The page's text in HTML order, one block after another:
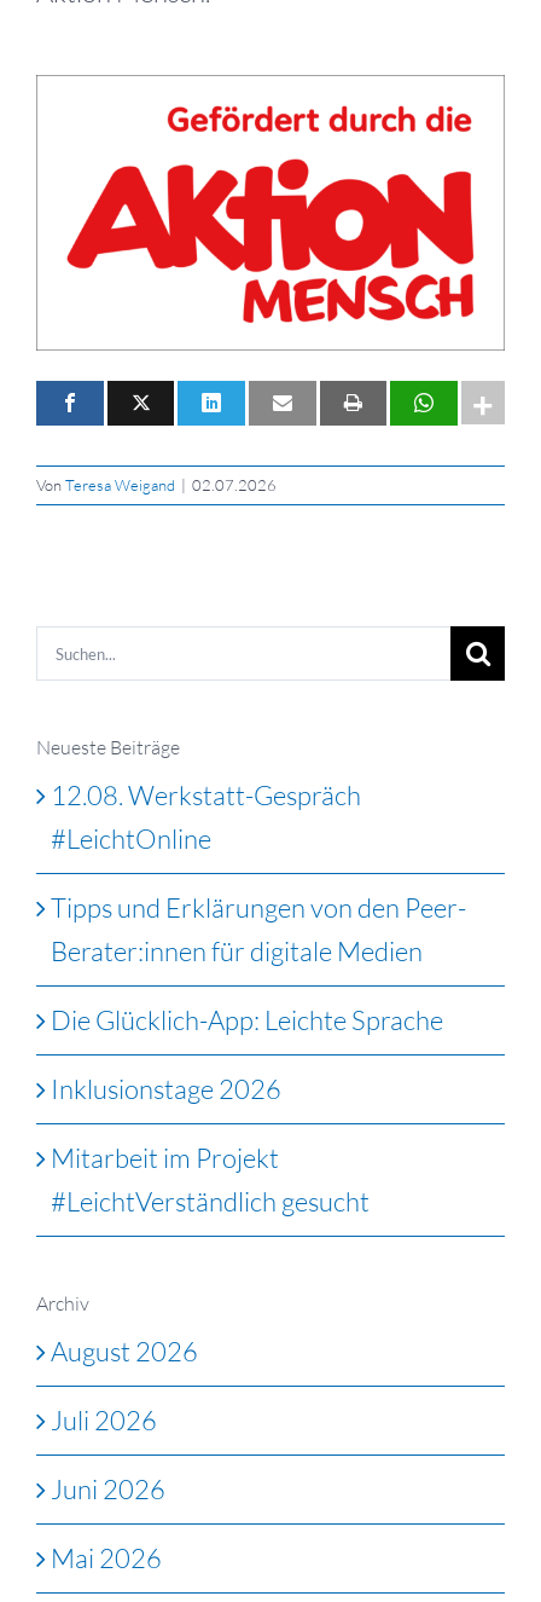
VonTeresa Weigand | 02.07.2026
Suche
nach:
Neueste Beiträge
12.08. Werkstatt-Gespräch
#LeichtOnline
Tipps und Erklärungen von den Peer-
Berater:innen für digitale Medien
Die Glücklich-App: Leichte Sprache
Inklusionstage 2026
Mitarbeit im Projekt
#LeichtVerständlich gesucht
Archiv
August 2026
Juli 2026
Juni 2026
Mai 2026